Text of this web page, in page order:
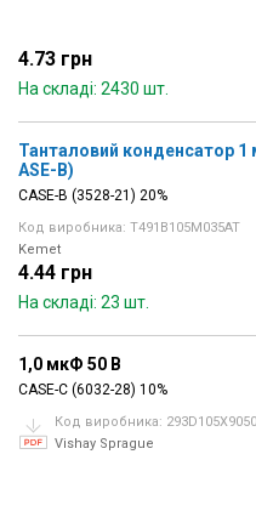
4.73 грн
На складі: 2430 шт.
Танталовий конденсатор 1
ASE-B)
CASE-B (3528-21) 20%
Код виробника: T491B105M035AT
Kemet
4.44 грн
На складі: 23 шт.
1,0 мкФ 50 В
CASE-C (6032-28) 10%
Код виробника:
Vishay Sprague